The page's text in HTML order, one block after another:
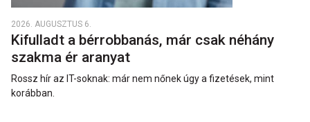
2026. AUGUSZTUS 6.
Kifulladt a bérrobbanás, már csak néhány
szakma ér aranyat
Rossz hír az IT-soknak: már nem nőnek úgy a fizetések, mint
korábban.